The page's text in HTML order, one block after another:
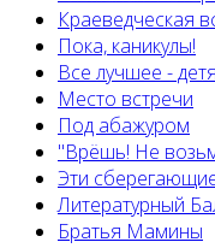
Краеведческая
Пока, каникулы!
Все лучшее -
Место встречи
Под абажуром
"Врёшь! Не
Эти сберегающие
Литературный
Братья Мамины